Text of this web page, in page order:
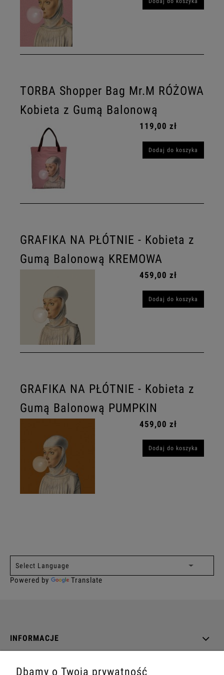
TORBA Shopper Bag Mr.M RÓŻOWA
Kobieta z Gumą Balonową
119,00 zł
Dodaj do koszyka
GRAFIKA NA PŁÓTNIE - Kobieta z
Gumą Balonową KREMOWA
459,00 zł
Dodaj do koszyka
GRAFIKA NA PŁÓTNIE - Kobieta z
Gumą Balonową PUMPKIN
459,00 zł
Dodaj do koszyka
Powered by Translate
INFORMACJE
Dbamy o Twoją prywatność